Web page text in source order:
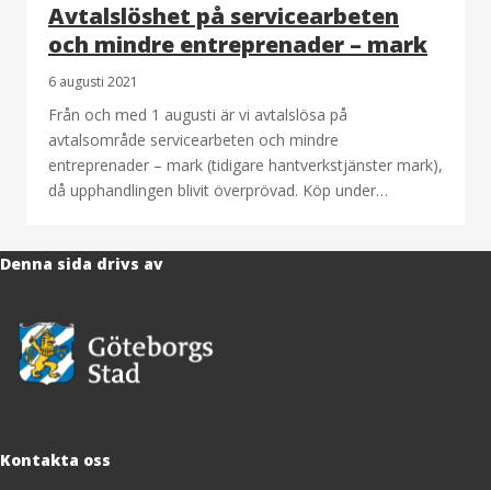
Avtalslöshet på servicearbeten
och mindre entreprenader – mark
6 augusti 2021
Från och med 1 augusti är vi avtalslösa på
avtalsområde servicearbeten och mindre
entreprenader – mark (tidigare hantverkstjänster mark),
då upphandlingen blivit överprövad. Köp under…
Denna sida drivs av
Kontakta oss